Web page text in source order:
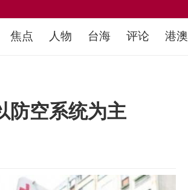
焦点 人物 台海 评论 港澳
防空系统为主